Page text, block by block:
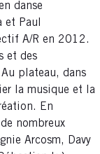
danse
Paul
A/R en 2012.
et des
plateau, dans
la musique et la
En
nombreux
Arcosm, Davy